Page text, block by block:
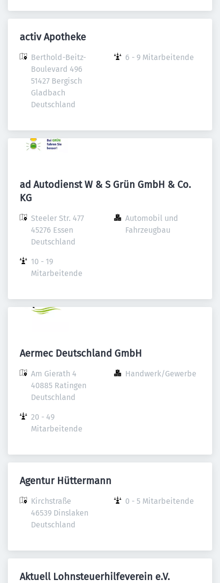
activ Apotheke
Berthold-Beitz-
Boulevard 496
51427 Bergisch
Gladbach
Deutschland
6 - 9 Mitarbeitende
ad Autodienst W & S Grün GmbH & Co.
KG
Steeler Str. 477
45276 Essen
Deutschland
Automobil und
Fahrzeugbau
10 - 19
Mitarbeitende
Aermec Deutschland GmbH
Am Gierath 4
40885 Ratingen
Deutschland
Handwerk/Gewerbe
20 - 49
Mitarbeitende
Agentur Hüttermann
Kirchstraße
46539 Dinslaken
Deutschland
0 - 5 Mitarbeitende
Aktuell Lohnsteuerhilfeverein e.V.